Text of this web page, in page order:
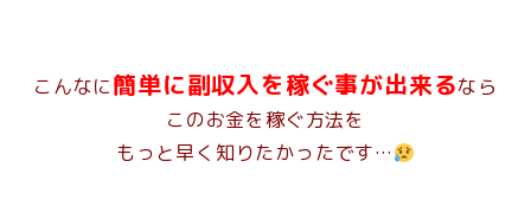
こんなに簡単に副収入を稼ぐ事が出来るなら
このお金を稼ぐ方法を
もっと早く知りたかったです…